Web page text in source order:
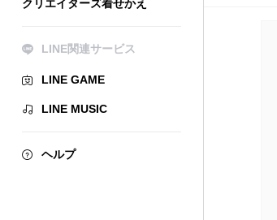
クリエイターズ着せかえ
LINE関連サービス
LINE GAME
LINE MUSIC
ヘルプ